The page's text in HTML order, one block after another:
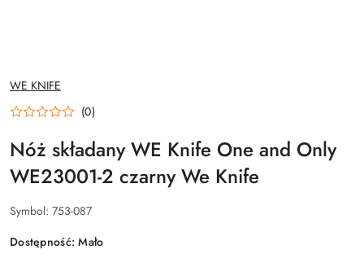
NAZWA
PRODUCENTA:
WE KNIFE
(0)
Nóż składany WE Knife One and Only
WE23001-2 czarny We Knife
Symbol: 753-087
Dostępność:Mało